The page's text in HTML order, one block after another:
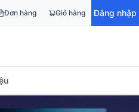
Đơn hàng Giỏ hàng Đăng nhập